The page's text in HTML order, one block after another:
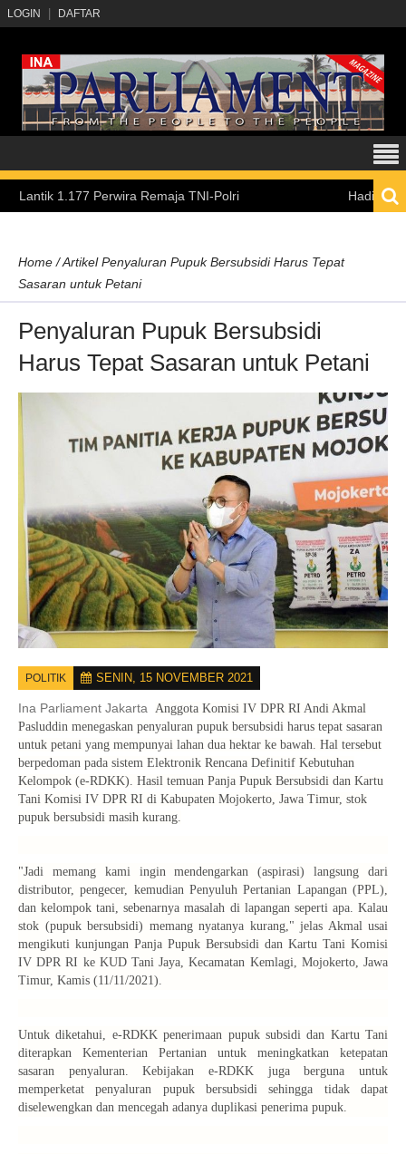
LOGIN DAFTAR
Perwira Remaja TNI-Polri Hadirkan
Home /Artikel Penyaluran Pupuk Bersubsidi Harus Tepat
Sasaran untuk Petani
Penyaluran Pupuk Bersubsidi
Harus Tepat Sasaran untuk Petani
POLITIK SENIN, 15 NOVEMBER 2021
Ina Parliament Jakarta Anggota Komisi IV DPR RI Andi Akmal
Pasluddin menegaskan penyaluran pupuk bersubsidi harus tepat sasaran
untuk petani yang mempunyai lahan dua hektar ke bawah. Hal tersebut
berpedoman pada sistem Elektronik Rencana Definitif Kebutuhan
Kelompok (e-RDKK). Hasil temuan Panja Pupuk Bersubsidi dan Kartu
Tani Komisi IV DPR RI di Kabupaten Mojokerto, Jawa Timur, stok
pupuk bersubsidi masih kurang.
"Jadi memang kami ingin mendengarkan (aspirasi) langsung dari
distributor, pengecer, kemudian Penyuluh Pertanian Lapangan (PPL),
dan kelompok tani, sebenarnya masalah di lapangan seperti apa. Kalau
stok (pupuk bersubsidi) memang nyatanya kurang," jelas Akmal usai
mengikuti kunjungan Panja Pupuk Bersubsidi dan Kartu Tani Komisi
IV DPR RI ke KUD Tani Jaya, Kecamatan Kemlagi, Mojokerto, Jawa
Timur, Kamis (11/11/2021).
Untuk diketahui, e-RDKK penerimaan pupuk subsidi dan Kartu Tani
diterapkan Kementerian Pertanian untuk meningkatkan ketepatan
sasaran penyaluran. Kebijakan e-RDKK juga berguna untuk
memperketat penyaluran pupuk bersubsidi sehingga tidak dapat
diselewengkan dan mencegah adanya duplikasi penerima pupuk.